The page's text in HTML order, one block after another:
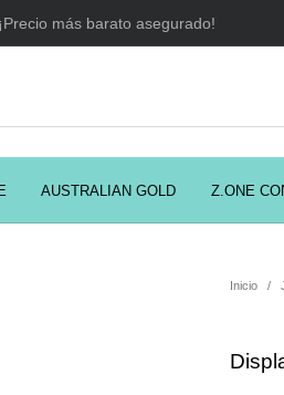
¡Precio más barato asegurado!
AUSTRALIAN GOLD Z.ONE
Inicio /